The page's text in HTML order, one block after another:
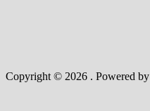
Copyright © 2026 . Powered by